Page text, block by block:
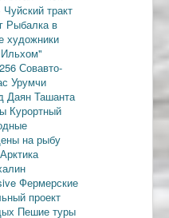
Чуйский тракт
Рыбалка в
художники
Совавто-
Урумчи
Даян Ташанта
Курортный
на рыбу
Арктика
Фермерские
проект
Пешие туры